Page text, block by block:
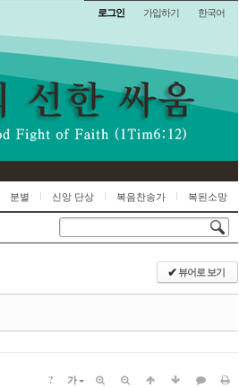
로그인 가입하기 한국어
분별 신앙 단상 복음찬송가 복된소망
✔뷰어로 보기
? 가